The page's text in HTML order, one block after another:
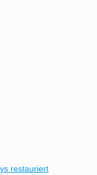
restauriert